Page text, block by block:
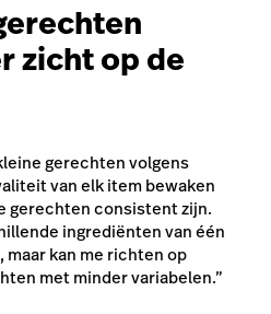
zicht op de
gerechten volgens
van elk item bewaken
gerechten consistent zijn.
ingrediënten van één
kan me richten op
met minder variabelen.”